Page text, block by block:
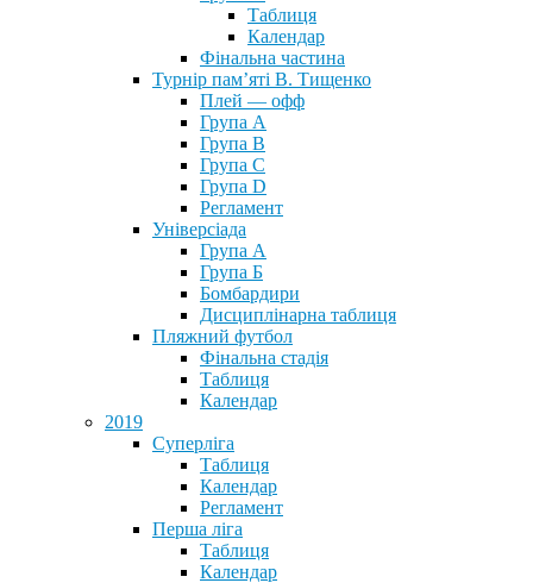
Таблиця
Календар
Фінальна частина
Турнір пам’яті В. Тищенко
Плей — офф
Група А
Група B
Група С
Група D
Регламент
Універсіада
Група А
Група Б
Бомбардири
Дисциплінарна таблиця
Пляжний футбол
Фінальна стадія
Таблиця
Календар
2019
Суперліга
Таблиця
Календар
Регламент
Перша ліга
Таблиця
Календар